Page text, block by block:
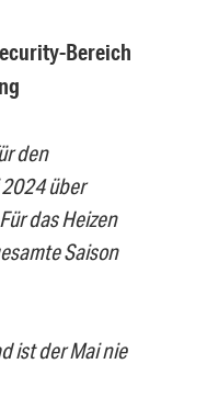
Bereich
den
über
das Heizen
Saison
ist der Mai nie